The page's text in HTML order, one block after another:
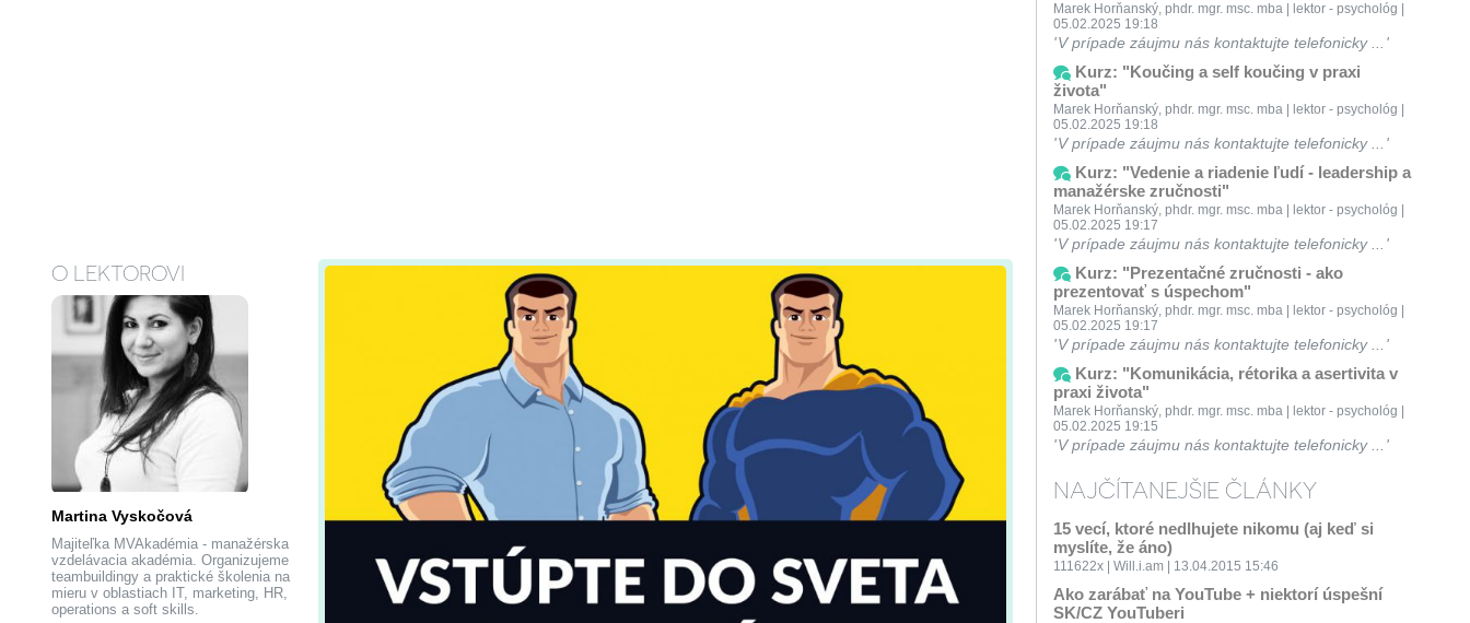
O LEKTOROVI
Martina Vyskočová
Majiteľka MVAkadémia - manažérska
vzdelávacia akadémia. Organizujeme
teambuildingy a praktické školenia na
mieru v oblastiach IT, marketing, HR,
operations a soft skills.
Marek Horňanský, phdr. mgr. msc. mba | lektor - psychológ |
05.02.2025 19:18
V prípade záujmu nás kontaktujte telefonicky ...
Kurz: "Koučing a self koučing v praxi
života"
Marek Horňanský, phdr. mgr. msc. mba | lektor - psychológ |
05.02.2025 19:18
V prípade záujmu nás kontaktujte telefonicky ...
Kurz: "Vedenie a riadenie ľudí - leadership a
manažérske zručnosti"
Marek Horňanský, phdr. mgr. msc. mba | lektor - psychológ |
05.02.2025 19:17
V prípade záujmu nás kontaktujte telefonicky ...
Kurz: "Prezentačné zručnosti - ako
prezentovať s úspechom"
Marek Horňanský, phdr. mgr. msc. mba | lektor - psychológ |
05.02.2025 19:17
V prípade záujmu nás kontaktujte telefonicky ...
Kurz: "Komunikácia, rétorika a asertivita v
praxi života"
Marek Horňanský, phdr. mgr. msc. mba | lektor - psychológ |
05.02.2025 19:15
V prípade záujmu nás kontaktujte telefonicky ...
NAJČÍTANEJŠIE ČLÁNKY
15 vecí, ktoré nedlhujete nikomu (aj keď si
myslíte, že áno)
111622x | Will.i.am | 13.04.2015 15:46
Ako zarábať na YouTube + niektorí úspešní
SK/CZ YouTuberi